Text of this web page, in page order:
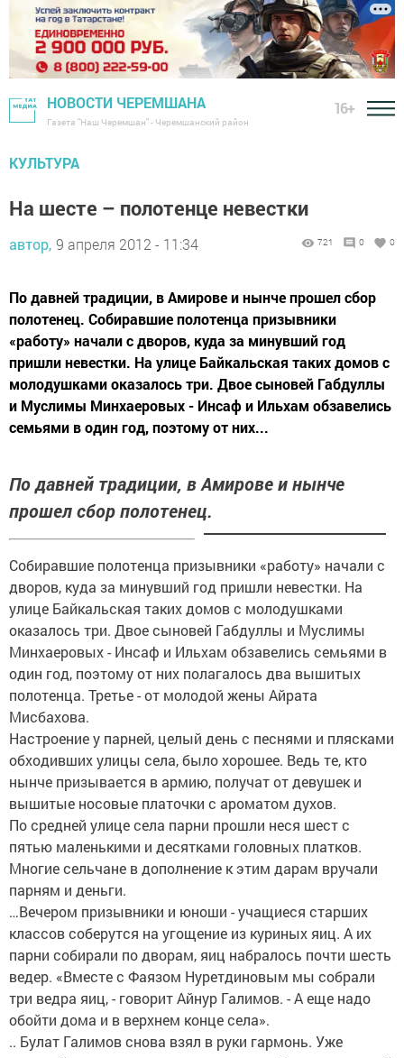
НОВОСТИ ЧЕРЕМШАНА
Газета "Наш Черемшан" - Черемшанский район
16+
КУЛЬТУРА
На шесте – полотенце невестки
автор, 9 апреля 2012 - 11:34 721 0 0
По давней традиции, в Амирове и нынче прошел сбор
полотенец. Собиравшие полотенца призывники
«работу» начали с дворов, куда за минувший год
пришли невестки. На улице Байкальская таких домов с
молодушками оказалось три. Двое сыновей Габдуллы
и Муслимы Минхаеровых - Инсаф и Ильхам обзавелись
семьями в один год, поэтому от них...
По давней традиции, в Амирове и нынче
прошел сбор полотенец.
Собиравшие полотенца призывники «работу» начали с
дворов, куда за минувший год пришли невестки. На
улице Байкальская таких домов с молодушками
оказалось три. Двое сыновей Габдуллы и Муслимы
Минхаеровых - Инсаф и Ильхам обзавелись семьями в
один год, поэтому от них полагалось два вышитых
полотенца. Третье - от молодой жены Айрата
Мисбахова.
Настроение у парней, целый день с песнями и плясками
обходивших улицы села, было хорошее. Ведь те, кто
нынче призывается в армию, получат от девушек и
вышитые носовые платочки с ароматом духов.
По средней улице села парни прошли неся шест с
пятью маленькими и десятками головных платков.
Многие сельчане в дополнение к этим дарам вручали
парням и деньги.
…Вечером призывники и юноши - учащиеся старших
классов соберутся на угощение из куриных яиц. А их
парни собирали по дворам, яиц набралось почти шесть
ведер. «Вместе с Фаязом Нуретдиновым мы собрали
три ведра яиц, - говорит Айнур Галимов. - А еще надо
обойти дома и в верхнем конце села».
.. Булат Галимов снова взял в руки гармонь. Уже